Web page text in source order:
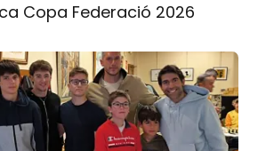
Copa Federació 2026